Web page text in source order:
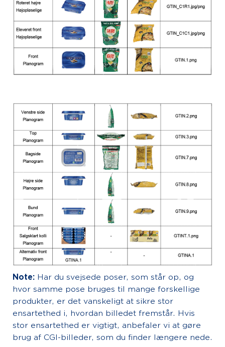
Note:Har du svejsede poser, som står op, og
hvor samme pose bruges til mange forskellige
produkter, er det vanskeligt at sikre stor
ensartethed i, hvordan billedet fremstår. Hvis
stor ensartethed er vigtigt, anbefaler vi at gøre
brug af CGI-billeder, som du finder længere nede.